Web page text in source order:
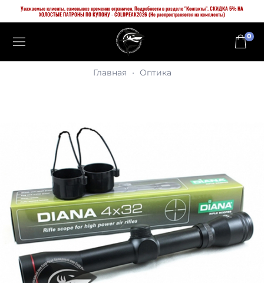
Уважаемые клиенты, самовывоз временно ограничен. Подробности в разделе "Контакты". СКИДКА 5% НА
ХОЛОСТЫЕ ПАТРОНЫ ПО КУПОНУ - COLDPEAK2026 (Не распространяется на комплекты)
0
Главная Оптика